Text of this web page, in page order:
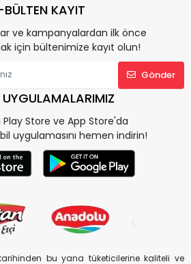
BÜLTEN KAYIT
ve kampanyalardan ilk önce
için bültenimize kayıt olun!
Gönder
Play Store ve App Store'da
uygulamasını hemen indirin!
bu yana tüketicilerine kaliteli ve